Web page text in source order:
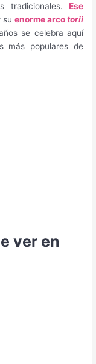
tradicionales. Ese
su enorme arcotorii
se celebra aquí
más populares de
ver en